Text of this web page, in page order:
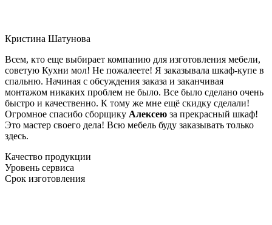
Кристина Шатунова
Всем, кто еще выбирает компанию для изготовления мебели,
советую Кухни мол! Не пожалеете! Я заказывала шкаф-купе в
спальню. Начиная с обсуждения заказа и заканчивая
монтажом никаких проблем не было. Все было сделано очень
быстро и качественно. К тому же мне ещё скидку сделали!
Огромное спасибо сборщику Алексею за прекрасный шкаф!
Это мастер своего дела! Всю мебель буду заказывать только
здесь.
Качество продукции
Уровень сервиса
Срок изготовления